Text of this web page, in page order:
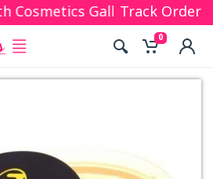
Gallery Bd. Hope
Track Order
0